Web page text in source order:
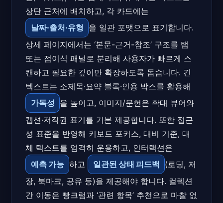
상단 근처에 배치하고, 각 카드에는
날짜·출처·유형 을 일관 포맷으로 표기합니다.
상세 페이지에서는 ‘본문-근거-참조’ 구조를 탭
또는 접이식 패널로 분리해 사용자가 빠르게 스
캔하고 필요한 깊이만 확장하도록 돕습니다. 긴
텍스트는 소제목·요약 블록·인용 박스를 활용해
가독성 을 높이고, 이미지/문헌은 확대 뷰어와
캡션·저작권 표기를 기본 제공합니다. 또한 접근
성 표준을 반영해 키보드 포커스, 대비 기준, 대
체 텍스트를 엄격히 운용하고, 인터랙션은
예측 가능 하고 일관된 상태 피드백
(로딩, 저
장, 북마크, 공유 등)을 제공해야 합니다. 컬렉션
간 이동은 빵크럼과 ‘관련 항목’ 추천으로 마찰 없